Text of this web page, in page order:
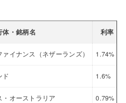
体・銘柄名 利率
イナンス（ネザーランズ） 1.74%
1.6%
・オーストラリア 0.79%